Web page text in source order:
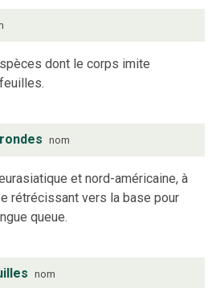
dont le corps imite
nom
et nord-américaine, à
rétrécissant vers la base pour
queue.
nom